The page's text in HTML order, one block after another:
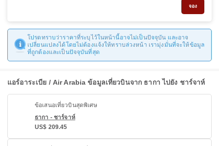
จอง
โปรดทราบว่าราคาที่ระบุไว้ในหน้านี้อาจไม่เป็นปัจจุบัน และอาจ
เปลี่ยนแปลงได้โดยไม่ต้องแจ้งให้ทราบล่วงหน้า เรามุ่งมั่นที่จะให้ข้อมูล
ที่ถูกต้องและเป็นปัจจุบันที่สุด
แอร์อาระเบีย / Air Arabia ข้อมูลเที่ยวบินจาก ธากา ไปยัง ชาร์จาห์
ข้อเสนอเที่ยวบินสุดพิเศษ
ธากา - ชาร์จาห์
US$ 209.45